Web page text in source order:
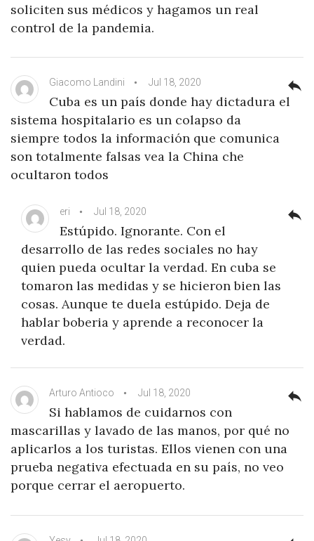
soliciten sus médicos y hagamos un real
control de la pandemia.
Giacomo Landini Jul 18, 2020
Cuba es un país donde hay dictadura el
sistema hospitalario es un colapso da
siempre todos la información que comunica
son totalmente falsas vea la China che
ocultaron todos
reply
eri Jul 18, 2020
Estúpido. Ignorante. Con el
desarrollo de las redes sociales no hay
quien pueda ocultar la verdad. En cuba se
tomaron las medidas y se hicieron bien las
cosas. Aunque te duela estúpido. Deja de
hablar boberia y aprende a reconocer la
verdad.
reply
Arturo Antioco Jul 18, 2020
Si hablamos de cuidarnos con
mascarillas y lavado de las manos, por qué no
aplicarlos a los turistas. Ellos vienen con una
prueba negativa efectuada en su país, no veo
porque cerrar el aeropuerto.
reply